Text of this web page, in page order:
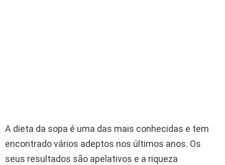
A dieta da sopa é uma das mais conhecidas e tem
encontrado vários adeptos nos últimos anos. Os
seus resultados são apelativos e a riqueza